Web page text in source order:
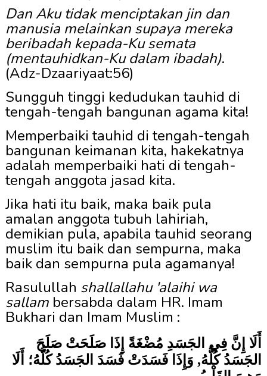
Dan Aku tidak menciptakan jin dan
manusia melainkan supaya mereka
beribadah kepada-Ku semata
(mentauhidkan-Ku dalam ibadah).
(Adz-Dzaariyaat:56)
Sungguh tinggi kedudukan tauhid di
tengah-tengah bangunan agama kita!
Memperbaiki tauhid di tengah-tengah
bangunan keimanan kita, hakekatnya
adalah memperbaiki hati di tengah-
tengah anggota jasad kita.
Jika hati itu baik, maka baik pula
amalan anggota tubuh lahiriah,
demikian pula, apabila tauhid seorang
muslim itu baik dan sempurna, maka
baik dan sempurna pula agamanya!
Rasulullah shallallahu 'alaihi wa
sallambersabda dalam HR. Imam
Bukhari dan Imam Muslim :
أَلَا إِنَّ فِي الجَسَدِ مُضْغَةً إِذَا صَلَحَتْ صَلَحَ
الجَسَدُ كُلُّهُ, وَإِذَا فَسَدَتْ فَسَدَ الجَسَدُ كُلُّهُ؛ أَلَا